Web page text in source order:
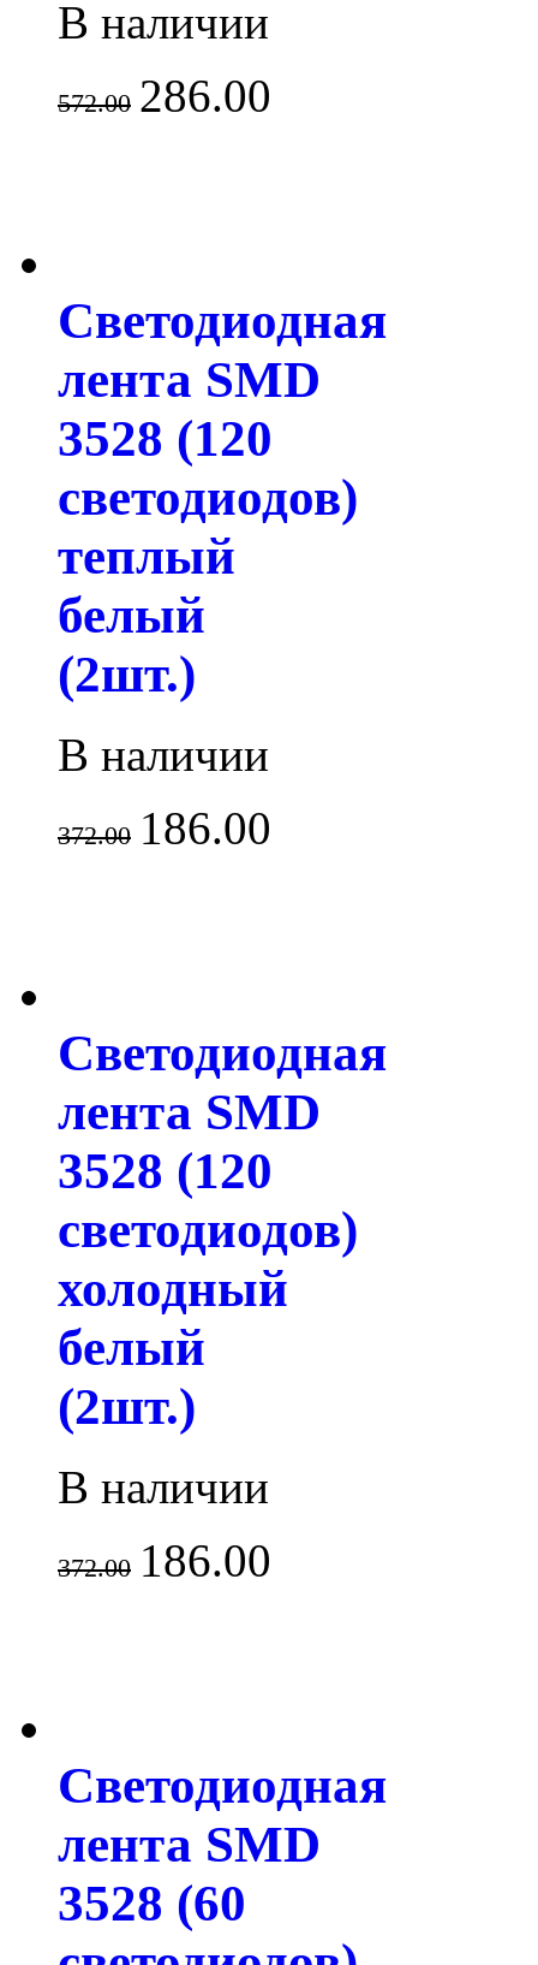
В наличии
572.00 286.00
Светодиодная
лента SMD
3528 (120
светодиодов)
теплый
белый
(2шт.)
В наличии
372.00 186.00
Светодиодная
лента SMD
3528 (120
светодиодов)
холодный
белый
(2шт.)
В наличии
372.00 186.00
Светодиодная
лента SMD
3528 (60